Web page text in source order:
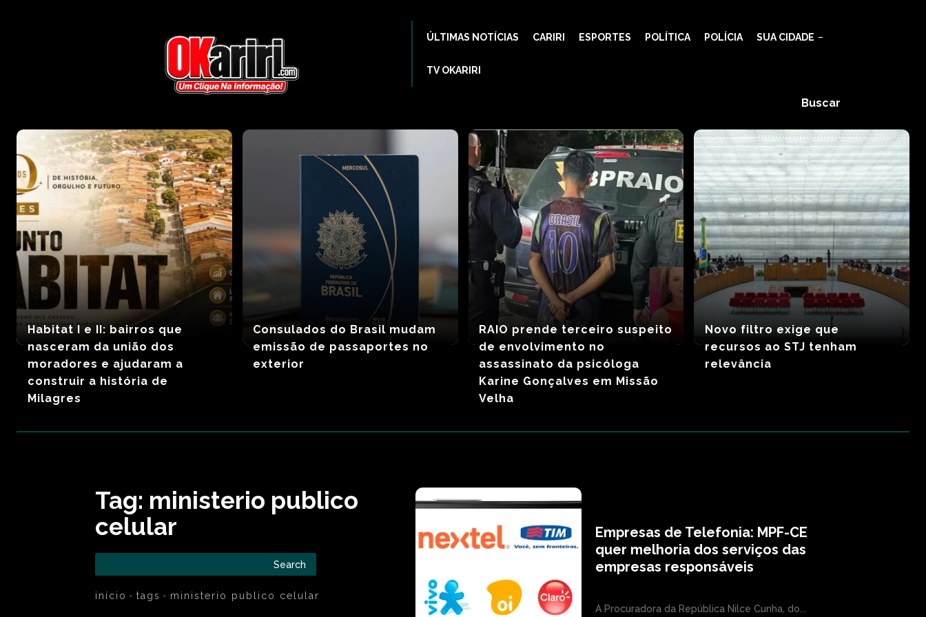
ÚLTIMAS NOTÍCIAS CARIRI ESPORTES POLÍTICA POLÍCIA SUA CIDADE
TV OKARIRI
Buscar
Habitat I e II: bairros que
nasceram da união dos
moradores e ajudaram a
construir a história de
Milagres
Consulados do Brasil mudam
emissão de passaportes no
exterior
RAIO prende terceiro suspeito
de envolvimento no
assassinato da psicóloga
Karine Gonçalves em Missão
Velha
Novo filtro exige que
recursos ao STJ tenham
relevância
Tag: ministerio publico
celular
Search
início tags ministerio publico celular
Empresas de Telefonia: MPF-CE
quer melhoria dos serviços das
empresas responsáveis
A Procuradora da República Nilce Cunha, do...